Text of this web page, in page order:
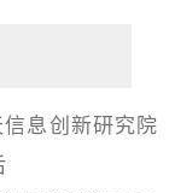
息创新研究院